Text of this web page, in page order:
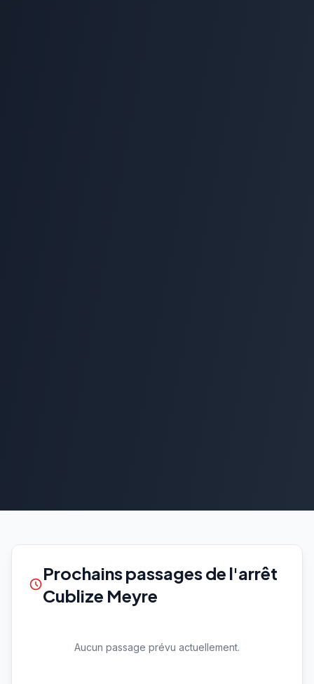
Prochains passages de l'arrêt
Cublize Meyre
Aucun passage prévu actuellement.